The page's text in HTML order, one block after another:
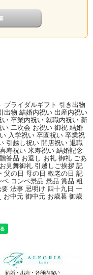
ブライダルギフト 引き出物
出物 結婚内祝い 出産内祝い
卒業内祝い 就職内祝い 新
二次会 お祝い 御祝 結婚
入学祝い 卒園祝い 卒業祝
引越し祝い 開店祝い 退職
寿祝い 米寿祝い 結婚記念
答品 お返し お礼 御礼 ごあ
見舞御礼 引越しご挨拶 記
父の日 母の日 敬老の日 記
コンペ景品 景品 賞品 粗
法事 忌明け 四十九日 一
お中元 御中元 お歳暮 御歳